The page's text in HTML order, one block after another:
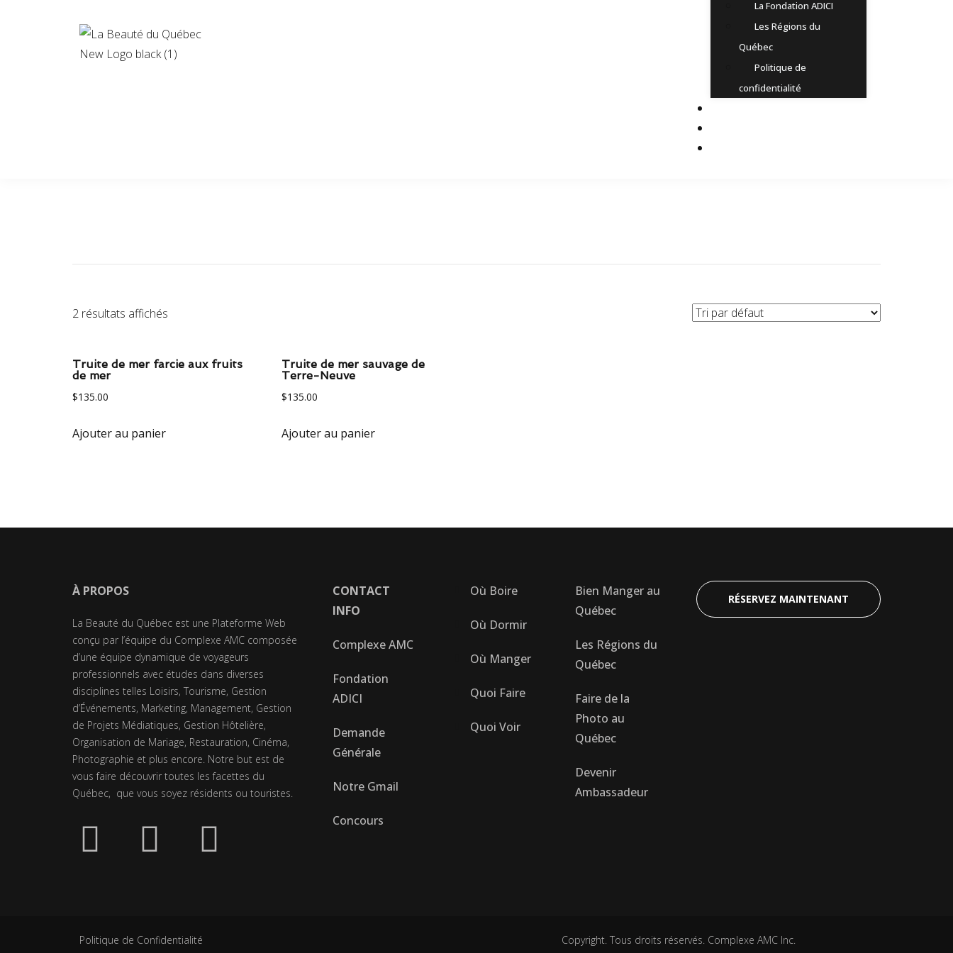
La Fondation ADICI
Les Régions du
Québec
Politique de
confidentialité
2 résultats affichés
Truite de mer farcie aux fruits
de mer
$135.00
Ajouter au panier
Truite de mer sauvage de
Terre-Neuve
$135.00
Ajouter au panier
À PROPOS
La Beauté du Québec est une Plateforme Web
conçu par l’équipe du Complexe AMC composée
d’une équipe dynamique de voyageurs
professionnels avec études dans diverses
disciplines telles Loisirs, Tourisme, Gestion
d’Événements, Marketing, Management, Gestion
de Projets Médiatiques, Gestion Hôtelière,
Organisation de Mariage, Restauration, Cinéma,
Photographie et plus encore. Notre but est de
vous faire découvrir toutes les facettes du
Québec, que vous soyez résidents ou touristes.
CONTACT
INFO
Complexe AMC
Fondation
ADICI
Demande
Générale
Notre Gmail
Concours
Où Boire
Où Dormir
Où Manger
Quoi Faire
Quoi Voir
Bien Manger au
Québec
Les Régions du
Québec
Faire de la
Photo au
Québec
Devenir
Ambassadeur
RÉSERVEZ MAINTENANT
Politique de Confidentialité Copyright. Tous droits réservés. Complexe AMC Inc.